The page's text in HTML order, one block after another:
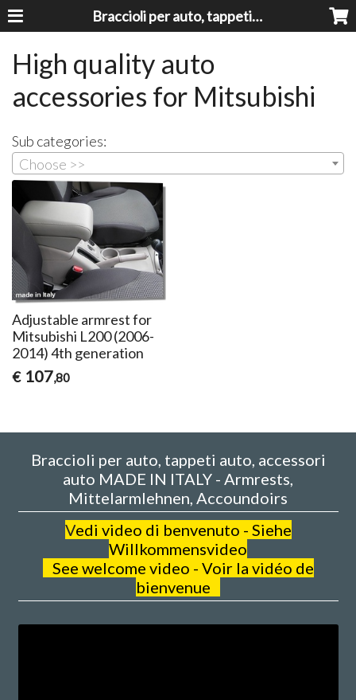
Braccioli per auto, tappeti auto, accessori auto MADE IN ITALY - Armrests, Mittelarmlehnen, Accoundoirs
High quality auto
accessories for Mitsubishi
Sub categories:
Choose >>
Adjustable armrest for
Mitsubishi L200 (2006-
2014) 4th generation
€ 107,80
Braccioli per auto, tappeti auto, accessori
auto MADE IN ITALY - Armrests,
Mittelarmlehnen, Accoundoirs
Vedi video di benvenuto - Siehe
Willkommensvideo
See welcome video - Voir la vidéo de
bienvenue